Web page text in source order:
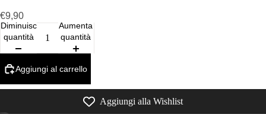
€9,90
Diminuisci
quantità
Aumenta
quantità
Aggiungi al carrello
Aggiungi alla Wishlist